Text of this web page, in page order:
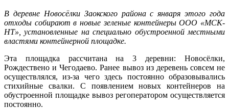
В деревне Новосёлки Заокского района с января этого года
отходы собирают в новые зеленые контейнеры ООО «МСК-
НТ», установленные на специально обустроенной местными
властями контейнерной площадке.
Эта площадка рассчитана на 3 деревни: Новосёлки,
Рождествено и Чегодаево. Ранее вывоз из деревень совсем не
осуществлялся, из-за чего здесь постоянно образовывались
стихийные свалки. С появлением новых контейнеров на
обустроенной площадке вывоз регоператором осуществляется
постоянно.